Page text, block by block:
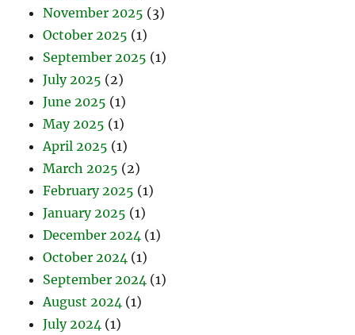
November 2025 (3)
October 2025 (1)
September 2025 (1)
July 2025 (2)
June 2025 (1)
May 2025 (1)
April 2025 (1)
March 2025 (2)
February 2025 (1)
January 2025 (1)
December 2024 (1)
October 2024 (1)
September 2024 (1)
August 2024 (1)
July 2024 (1)